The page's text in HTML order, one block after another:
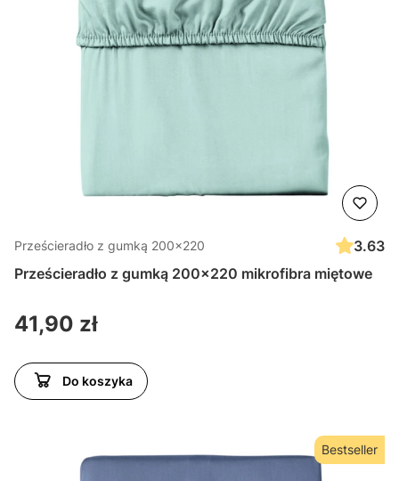
Prześcieradło z gumką 200x220
3.63
Prześcieradło z gumką 200x220 mikrofibra miętowe
Cena
41,90 zł
Do koszyka
Bestseller